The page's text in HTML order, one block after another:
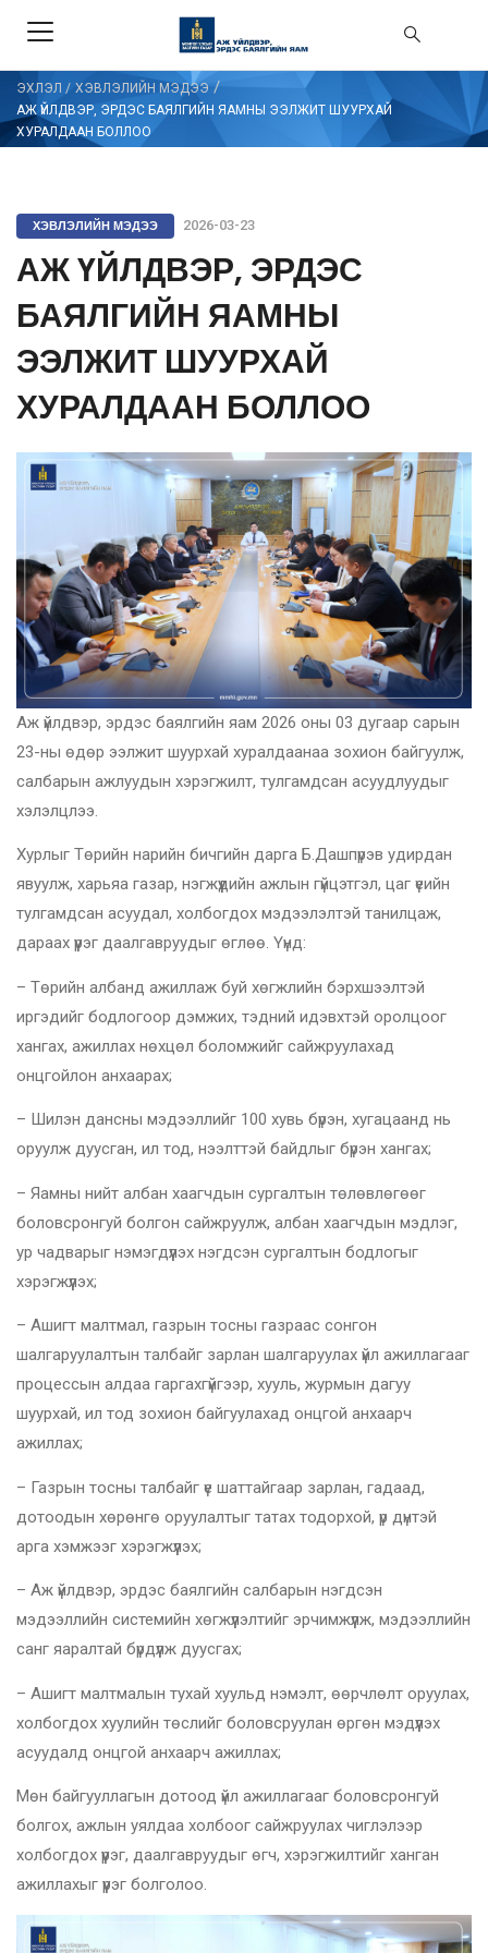
ЭХЛЭЛ / ХЭВЛЭЛИЙН МЭДЭЭ/
АЖ ҮЙЛДВЭР, ЭРДЭС БАЯЛГИЙН ЯАМНЫ ЭЭЛЖИТ ШУУРХАЙ
ХУРАЛДААН БОЛЛОО
ХЭВЛЭЛИЙН МЭДЭЭ 2026-03-23
АЖ ҮЙЛДВЭР, ЭРДЭС
БАЯЛГИЙН ЯАМНЫ
ЭЭЛЖИТ ШУУРХАЙ
ХУРАЛДААН БОЛЛОО
Аж үйлдвэр, эрдэс баялгийн яам 2026 оны 03 дугаар сарын
23-ны өдөр ээлжит шуурхай хуралдаанаа зохион байгуулж,
салбарын ажлуудын хэрэгжилт, тулгамдсан асуудлуудыг
хэлэлцлээ.
Хурлыг Төрийн нарийн бичгийн дарга Б.Дашпүрэв удирдан
явуулж, харьяа газар, нэгжүүдийн ажлын гүйцэтгэл, цаг үеийн
тулгамдсан асуудал, холбогдох мэдээлэлтэй танилцаж,
дараах үүрэг даалгавруудыг өглөө. Үүнд:
– Төрийн албанд ажиллаж буй хөгжлийн бэрхшээлтэй
иргэдийг бодлогоор дэмжих, тэдний идэвхтэй оролцоог
хангах, ажиллах нөхцөл боломжийг сайжруулахад
онцгойлон анхаарах;
– Шилэн дансны мэдээллийг 100 хувь бүрэн, хугацаанд нь
оруулж дуусган, ил тод, нээлттэй байдлыг бүрэн хангах;
– Яамны нийт албан хаагчдын сургалтын төлөвлөгөөг
боловсронгуй болгон сайжруулж, албан хаагчдын мэдлэг,
ур чадварыг нэмэгдүүлэх нэгдсэн сургалтын бодлогыг
хэрэгжүүлэх;
– Ашигт малтмал, газрын тосны газраас сонгон
шалгаруулалтын талбайг зарлан шалгаруулах үйл ажиллагааг
процессын алдаа гаргахгүйгээр, хууль, журмын дагуу
шуурхай, ил тод зохион байгуулахад онцгой анхаарч
ажиллах;
– Газрын тосны талбайг үе шаттайгаар зарлан, гадаад,
дотоодын хөрөнгө оруулалтыг татах тодорхой, үр дүнтэй
арга хэмжээг хэрэгжүүлэх;
– Аж үйлдвэр, эрдэс баялгийн салбарын нэгдсэн
мэдээллийн системийн хөгжүүлэлтийг эрчимжүүлж, мэдээллийн
санг яаралтай бүрдүүлж дуусгах;
– Ашигт малтмалын тухай хуульд нэмэлт, өөрчлөлт оруулах,
холбогдох хуулийн төслийг боловсруулан өргөн мэдүүлэх
асуудалд онцгой анхаарч ажиллах;
Мөн байгууллагын дотоод үйл ажиллагааг боловсронгуй
болгох, ажлын уялдаа холбоог сайжруулах чиглэлээр
холбогдох үүрэг, даалгавруудыг өгч, хэрэгжилтийг ханган
ажиллахыг үүрэг болголоо.